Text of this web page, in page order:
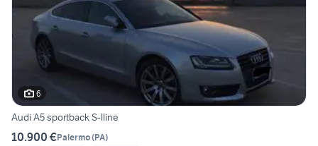
6
Audi A5 sportback S-lline
10.900 €Palermo(PA)